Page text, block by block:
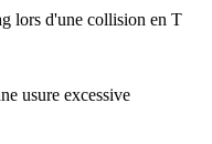
lors d'une collision en T
usure excessive